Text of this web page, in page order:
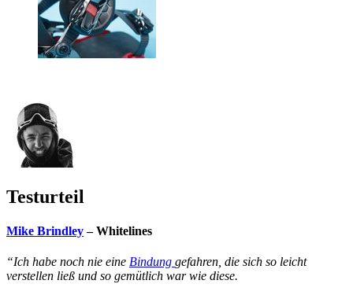
Testurteil
Mike Brindley– Whitelines
“Ich habe noch nie eine Bindung gefahren, die sich so leicht
verstellen ließ und so gemütlich war wie diese.